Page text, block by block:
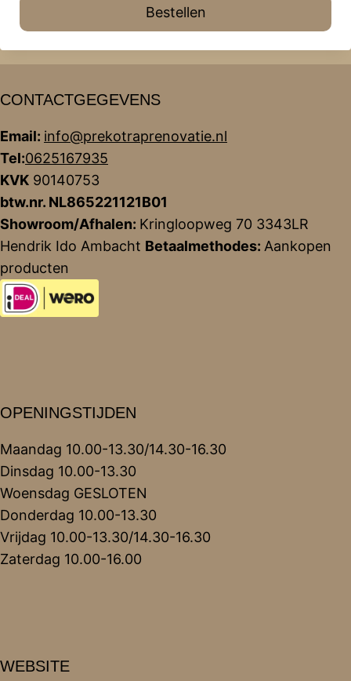
Bestellen
CONTACTGEGEVENS
Email: info@prekotraprenovatie.nl
Tel:0625167935
KVK 90140753
btw.nr. NL865221121B01
Showroom/Afhalen: Kringloopweg 70 3343LR
Hendrik Ido Ambacht Betaalmethodes: Aankopen
producten
OPENINGSTIJDEN
Maandag 10.00-13.30/14.30-16.30
Dinsdag 10.00-13.30
Woensdag GESLOTEN
Donderdag 10.00-13.30
Vrijdag 10.00-13.30/14.30-16.30
Zaterdag 10.00-16.00
WEBSITE